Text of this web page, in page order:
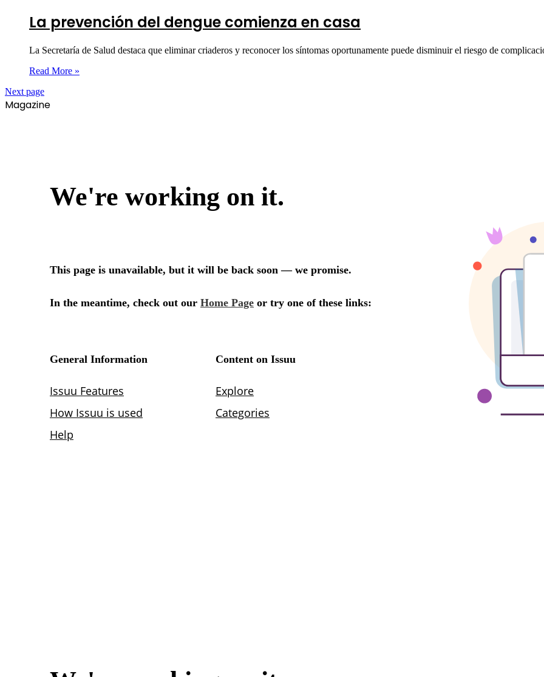
La prevención del dengue comienza en casa
La Secretaría de Salud destaca que eliminar criaderos y reconocer los síntomas oportunamente puede disminuir el riesgo de
Read More »
Next page
Magazine